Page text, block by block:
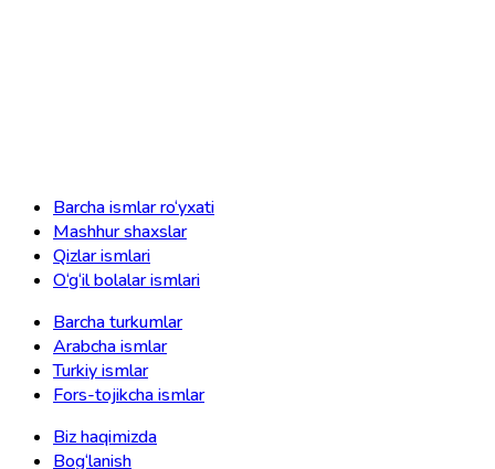
Barcha ismlar ro‘yxati
Mashhur shaxslar
Qizlar ismlari
O‘g‘il bolalar ismlari
Barcha turkumlar
Arabcha ismlar
Turkiy ismlar
Fors-tojikcha ismlar
Biz haqimizda
Bog‘lanish